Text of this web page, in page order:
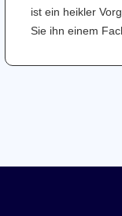
ist ein heikler
Sie ihn einem